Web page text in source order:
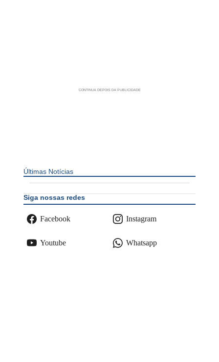
Últimas Notícias
Siga nossas redes
Facebook Instagram
Youtube Whatsapp